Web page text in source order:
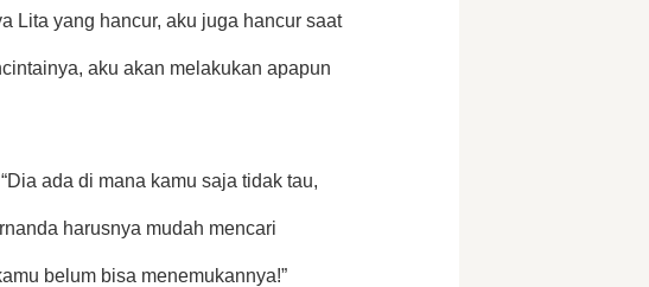
Lita yang hancur, aku juga hancur saat
aku akan melakukan apapun
ada di mana kamu saja tidak tau,
harusnya mudah mencari
belum bisa menemukannya!”